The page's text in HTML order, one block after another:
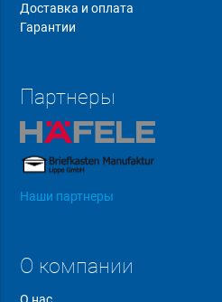
Доставка и оплата
Гарантии
Партнеры
Наши партнеры
О компании